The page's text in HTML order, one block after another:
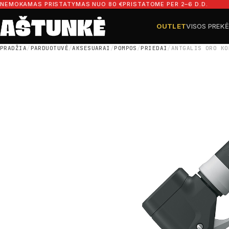
Pereiti prie turinio
NEMOKAMAS PRISTATYMAS NUO 80 €PRISTATOME PER 2–6 D.D.
OUTLETVISOS
Ieškoti dalių
Ieškoti
PRADŽIA/PARDUOTUVĖ/AKSESUARAI /POMPOS /PRIEDAI /ANTGALIS ORO